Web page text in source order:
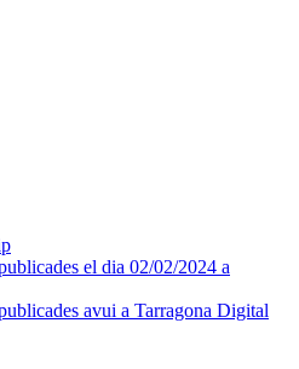
el dia 02/02/2024 a
avui a Tarragona Digital